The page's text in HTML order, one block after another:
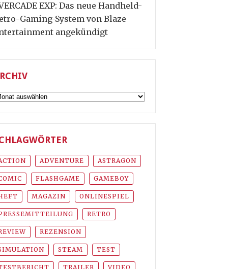
EXP: Das neue Handheld-
Gaming-System von Blaze
angekündigt
ADVENTURE ASTRAGON
FLASHGAME GAMEBOY
MAGAZIN ONLINESPIEL
RETRO
REZENSION
STEAM TEST
TRAILER VIDEO